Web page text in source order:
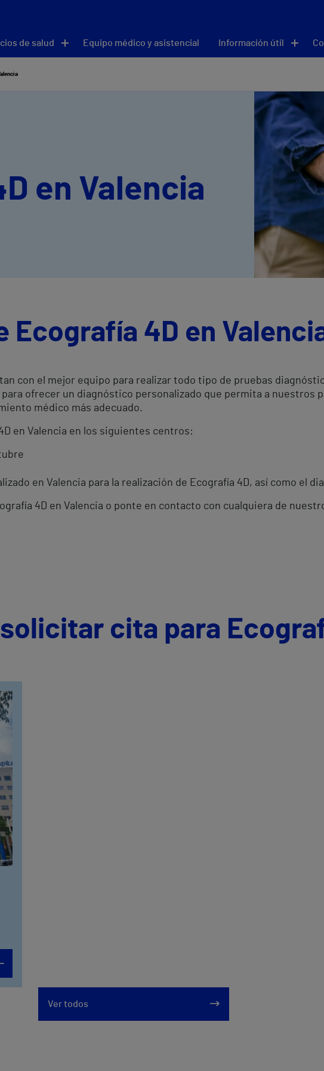
de salud Equipo médico y asistencial Información útil
en Valencia
Ecografía 4D en
con el mejor equipo para realizar todo tipo de pruebas
ofrecer un diagnóstico personalizado que permita a nuestros
médico más adecuado.
en Valencia en los siguientes centros:
en Valencia para la realización de Ecografía 4D, así como el
4D en Valencia o ponte en contacto con cualquiera de
cita para
Ver todos